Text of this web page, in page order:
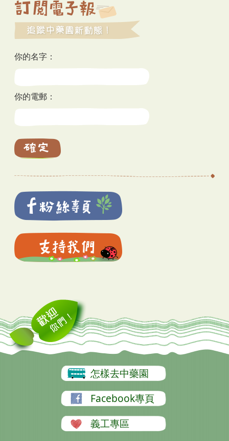
你的名字：
你的電郵：
怎樣去中藥園
Facebook專頁
義工專區